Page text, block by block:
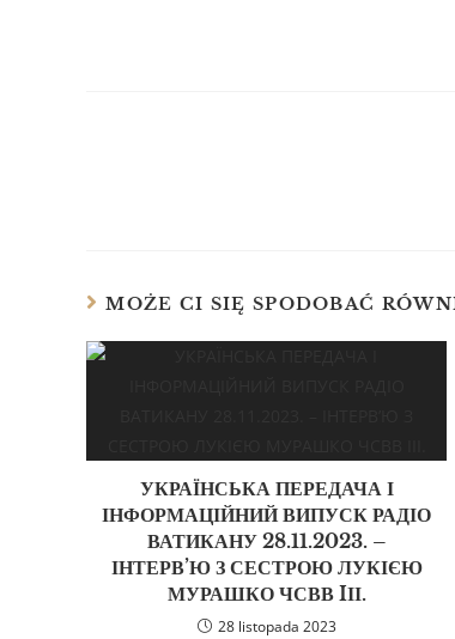
MOŻE CI SIĘ SPODOBAĆ
УКРАЇНСЬКА ПЕРЕДАЧА І
ІНФОРМАЦІЙНИЙ ВИПУСК РАДІО
ВАТИКАНУ 28.11.2023. –
ІНТЕРВ’Ю З СЕСТРОЮ ЛУКІЄЮ
МУРАШКО ЧСВВ IІІ.
28 listopada 2023